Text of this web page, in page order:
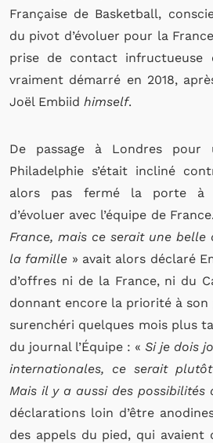
Française de Basketball,
du pivot d’évoluer pour la
prise de contact infructueuse
vraiment démarré en 2018,
Joël Embiid himself.
De passage à Londres pour
Philadelphie s’était incliné
alors pas fermé la porte à
d’évoluer avec l’équipe de
France, mais ce serait une belle
la famille » avait alors déclaré
d’offres ni de la France, ni du
donnant encore la priorité à son
surenchéri quelques mois plus
du journal l’Équipe : « Si je dois
internationales, ce serait
Mais il y a aussi des possibilités
déclarations loin d’être
des appels du pied, qui avaient